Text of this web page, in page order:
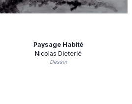
Paysage Habité
Nicolas Dieterlé
Dessin